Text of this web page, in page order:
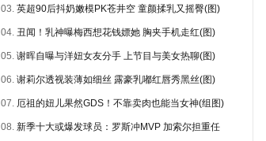
03. 英超90后抖奶嫩模PK苍井空 童颜揉乳又摇臀(图)
04. 丑闻！乳神曝梅西想花钱嫖她 胸夹手机走红(图)
05. 谢晖自曝与洋妞女友分手 上节目与美女热聊(图)
06. 谢莉尔透视装薄如细丝 露豪乳嘟红唇秀黑丝(图)
07. 厄祖的妞儿果然GDS！不靠卖肉也能当女神(组图)
08. 新季十大或爆发球员：罗斯冲MVP 加索尔担重任